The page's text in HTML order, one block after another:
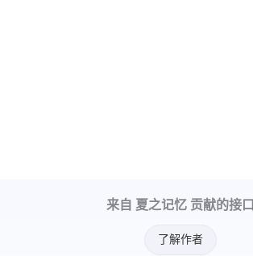
来自 夏之记忆 贡献的接口
了解作者